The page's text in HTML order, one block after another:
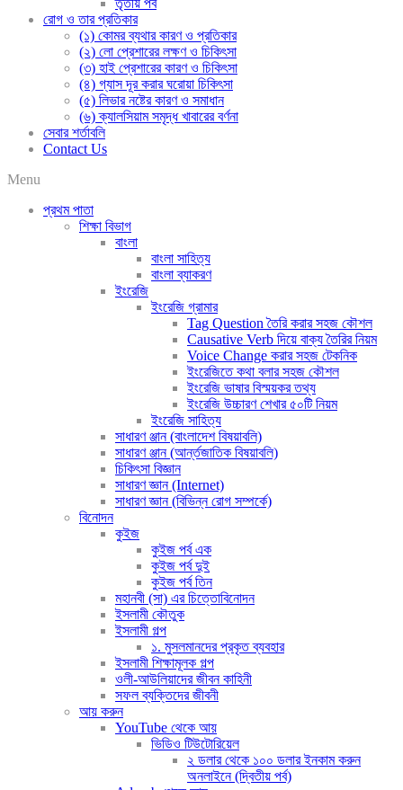
তৃতীয় পর্ব
রোগ ও তার প্রতিকার
(১) কোমর ব্যথার কারণ ও প্রতিকার
(২) লো প্রেশারের লক্ষণ ও চিকিৎসা
(৩) হাই প্রেশারের কারণ ও চিকিৎসা
(৪) গ্যাস দূর করার ঘরোয়া চিকিৎসা
(৫) লিভার নষ্টের কারণ ও সমাধান
(৬) ক্যালসিয়াম সমৃদ্ধ খাবারের বর্ণনা
সেবার শর্তাবলি
Contact Us
Menu
প্রথম পাতা
শিক্ষা বিভাগ
বাংলা
বাংলা সাহিত্য
বাংলা ব্যাকরণ
ইংরেজি
ইংরেজি গ্রামার
Tag Question তৈরি করার সহজ কৌশল
Causative Verb দিয়ে বাক্য তৈরির নিয়ম
Voice Change করার সহজ টেকনিক
ইংরেজিতে কথা বলার সহজ কৌশল
ইংরেজি ভাষার বিস্ময়কর তথ্য
ইংরেজি উচ্চারণ শেখার ৫০টি নিয়ম
ইংরেজি সাহিত্য
সাধারণ ঞ্জান (বাংলাদেশ বিষয়াবলি)
সাধারণ ঞ্জান (আর্ন্তজাতিক বিষয়াবলি)
চিকিৎসা বিজ্ঞান
সাধারণ জ্ঞান (Internet)
সাধারণ জ্ঞান (বিভিন্ন রোগ সম্পর্কে)
বিনোদন
কুইজ
কুইজ পর্ব এক
কুইজ পর্ব দুই
কুইজ পর্ব তিন
মহানবী (সা) এর চিত্তোবিনোদন
ইসলামী কৌতুক
ইসলামী গল্প
১. মুসলমানদের প্রকৃত ব্যবহার
ইসলামী শিক্ষামূলক গল্প
ওলী-আউলিয়াদের জীবন কাহিনী
সফল ব্যক্তিদের জীবনী
আয় করুন
YouTube থেকে আয়
ভিডিও টিউটোরিয়েল
২ ডলার থেকে ১০০ ডলার ইনকাম করুন
অনলাইনে (দ্বিতীয় পর্ব)